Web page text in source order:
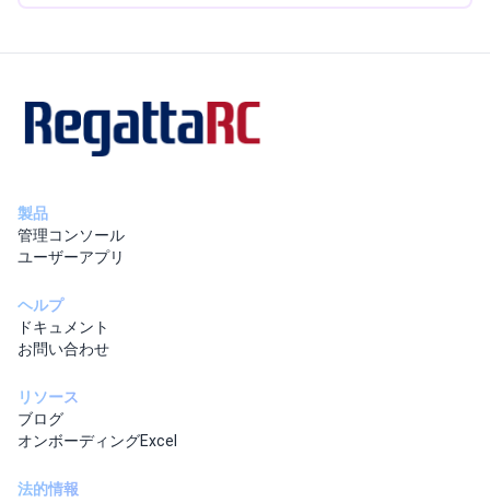
製品
管理コンソール
ユーザーアプリ
ヘルプ
ドキュメント
お問い合わせ
リソース
ブログ
オンボーディングExcel
法的情報